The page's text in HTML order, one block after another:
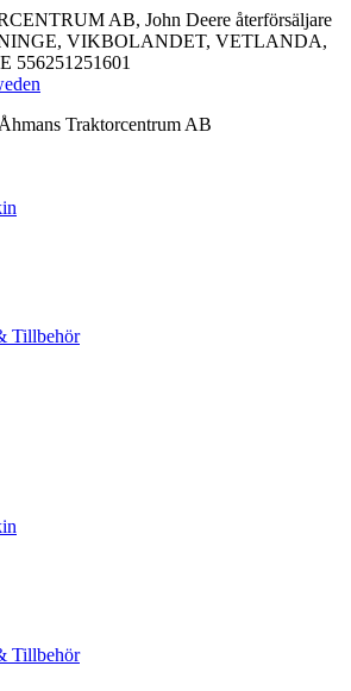
AB, John Deere återförsäljare
VIKBOLANDET, VETLANDA,
556251251601
Traktorcentrum AB
Tillbehör
Tillbehör